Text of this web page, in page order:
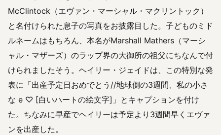
McClintock（エヴァン・マーシャル・マクリントック）
と名付けられた息子の写真をお披露目した。子どものミド
ルネームはもちろん、本名がMarshall Mathers（マーシ
ャル・マザーズ）のラップ界の大御所の祖父にちなんで付
けられましたそう。ヘイリー・ジェイドは、この特別な発
表に「出産予定日おめでとう//地球側の3週間、私の小さ
な e ♡ [白いハートの絵文字]」とキャプションを付け
た。ちなみに早産でヘイリーは予定より3週間早くエヴァ
ンを出産した。